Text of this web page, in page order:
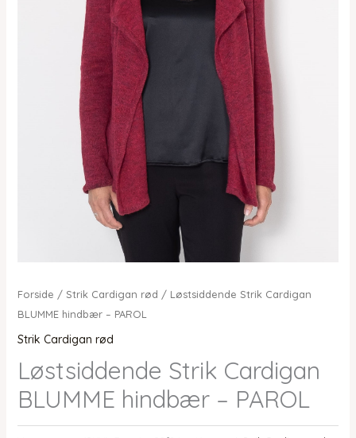
Forside / Strik Cardigan rød / Løstsiddende Strik Cardigan
BLUMME hindbær – PAROL
Strik Cardigan rød
Løstsiddende Strik Cardigan
BLUMME hindbær – PAROL